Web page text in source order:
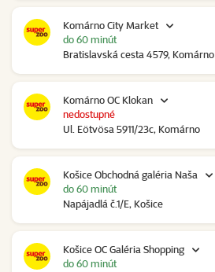
Komárno City Market
Bratislavská cesta 4579, Komárno
do 60 minút
Komárno OC Klokan
Ul. Eötvösa 5911/23c, Komárno
nedostupné
Košice Obchodná galéria Naša
Napájadlá č.1/E, Košice
do 60 minút
Košice OC Galéria Shopping
do 60 minút